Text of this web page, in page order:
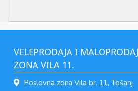
VELEPRODAJA I
ZONA VILA 11.
Poslovna zona Vila br. 11, Tešanj